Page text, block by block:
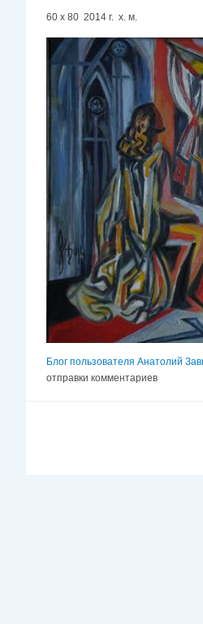
60 х 80 2014 г. х. м.
Блог пользователя Анатолий
отправки комментариев